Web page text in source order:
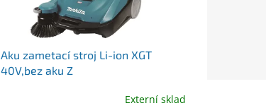
Aku zametací stroj Li-ion XGT
40V,bez aku Z
Externí sklad